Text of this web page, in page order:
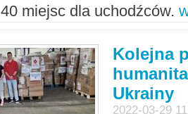
miejsc dla uchodźców.
Kolejna
Ukrainy
2022-03-29